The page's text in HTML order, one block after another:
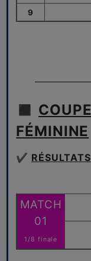
9
◼️
FÉMININE
✔️
MATCH
01
1/8 finale